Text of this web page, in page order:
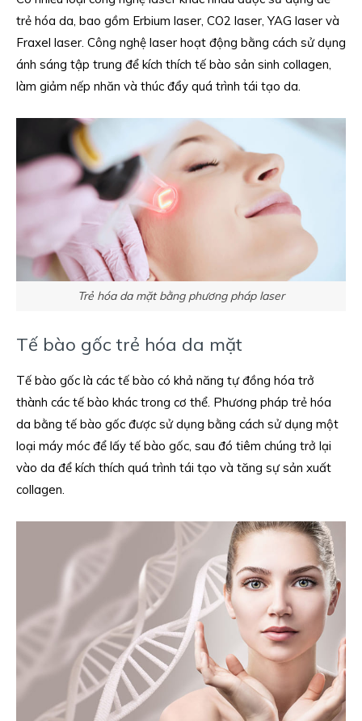
trẻ hóa da, bao gồm Erbium laser, CO2 laser, YAG laser và
Fraxel laser. Công nghệ laser hoạt động bằng cách sử dụng
ánh sáng tập trung để kích thích tế bào sản sinh collagen,
làm giảm nếp nhăn và thúc đẩy quá trình tái tạo da.
Trẻ hóa da mặt bằng phương pháp laser
Tế bào gốc trẻ hóa da mặt
Tế bào gốc là các tế bào có khả năng tự đồng hóa trở
thành các tế bào khác trong cơ thể. Phương pháp trẻ hóa
da bằng tế bào gốc được sử dụng bằng cách sử dụng một
loại máy móc để lấy tế bào gốc, sau đó tiêm chúng trở lại
vào da để kích thích quá trình tái tạo và tăng sự sản xuất
collagen.